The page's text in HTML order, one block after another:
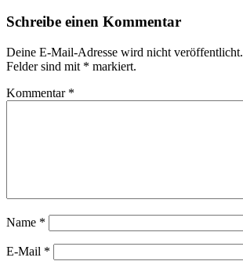
Schreibe einen Kommentar
Deine E-Mail-Adresse wird nicht veröffentlicht.
Felder sind mit * markiert.
Kommentar *
Name *
E-Mail *